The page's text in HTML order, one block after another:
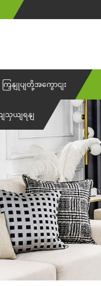
ကြှနျုပျတို့အကွောငျး
သှယျရနျ